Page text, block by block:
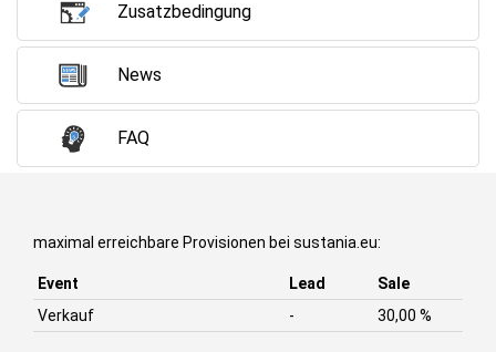
Zusatzbedingung
News
FAQ
maximal erreichbare Provisionen bei sustania.eu:
Event Lead
Sale
Verkauf
- 30,00 %